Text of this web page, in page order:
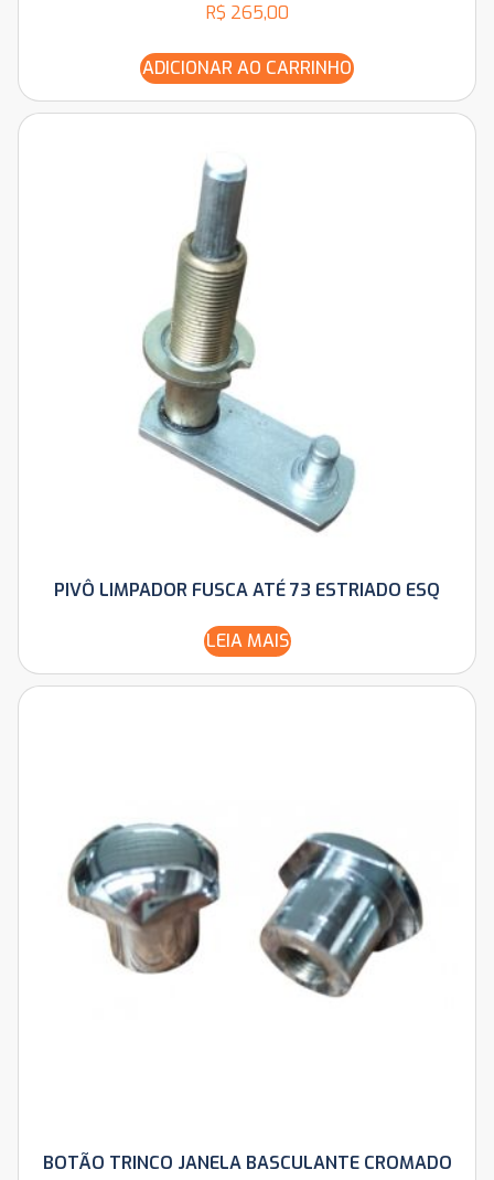
R$ 265,00
ADICIONAR AO CARRINHO
PIVÔ LIMPADOR FUSCA ATÉ 73 ESTRIADO ESQ
LEIA MAIS
BOTÃO TRINCO JANELA BASCULANTE CROMADO